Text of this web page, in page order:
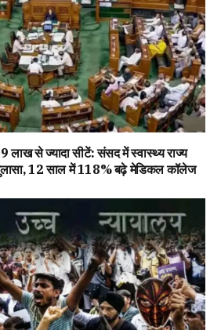
से ज्यादा सीटें: संसद में स्वास्थ्य राज्य
12 साल में 118% बढ़े मेडिकल कॉलेज